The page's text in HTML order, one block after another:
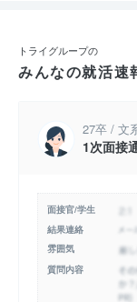
トライグループの
みんなの就活速
27卒 / 文
1次面接
面接官/学生
結果連絡
雰囲気
質問内容